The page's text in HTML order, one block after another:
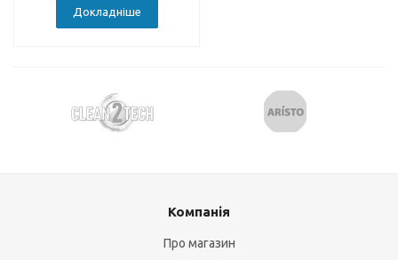
Докладніше
Компанія
Про магазин